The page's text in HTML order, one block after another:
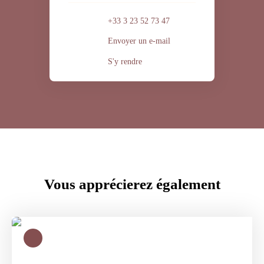
+33 3 23 52 73 47
Envoyer un e-mail
S'y rendre
Vous apprécierezégalement